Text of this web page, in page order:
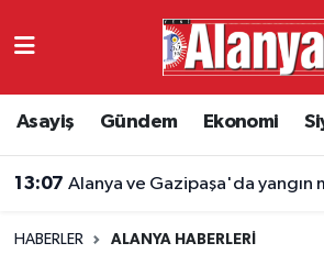
Asayiş Gündem Ekonomi
13:07 Alanya ve Gazipaşa'da yangın
HABERLER ALANYA HABERLERI
Ekonomi
Antalya Namaz Vakitleri